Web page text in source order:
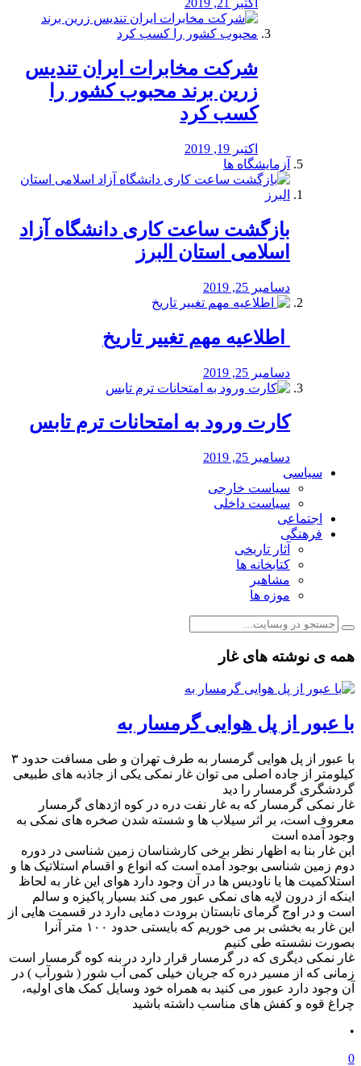
اکتبر 21, 2019
شرکت مخابرات ایران تندیس
زرین برند محبوب کشور را
کسب کرد
اکتبر 19, 2019
آزمایشگاه ها
بازگشت ساعت کاری دانشگاه آزاد
اسلامی استان البرز
دسامبر 25, 2019
️ اطلاعیه مهم تغییر تاریخ
دسامبر 25, 2019
کارت ورود به امتحانات ترم تابس
دسامبر 25, 2019
سیاسی
سیاست خارجی
سیاست داخلی
اجتماعی
فرهنگی
آثار تاریخی
کتابخانه ها
مشاهیر
موزه ها
همه ی نوشته های غار
با عبور از پل هوایی گرمسار به
با عبور از پل هوایی گرمسار به طرف تهران و طی مسافت حدود ۳
کیلومتر از جاده اصلی می توان غار نمکی یکی از جاذبه های طبیعی
گردشگری گرمسار را دید
غار نمکی گرمسار که به غار نفت دره در کوه اژدهای گرمسار
معروف است، بر اثر سیلاب ها و شسته شدن صخره های نمکی به
وجود آمده است
این غار بنا به اظهار نظر برخی کارشناسان زمین شناسی در دوره
دوم زمین شناسی بوجود آمده است که انواع و اقسام استلاتیک ها و
استلاکمیت ها یا ناودیس ها در آن وجود دارد هوای این غار به لحاظ
اینکه از درون لایه های نمکی عبور می کند بسیار پاکیزه و سالم
است و در اوج گرمای تابستان برودت دمایی دارد در قسمت هایی از
این غار به بخشی بر می خوریم که بایستی حدود ۱۰۰ متر آنرا
بصورت نشسته طی کنیم
غار نمکی دیگری که در گرمسار قرار دارد در بنه کوه گرمسار است
زمانی که از مسیر دره که جریان خیلی کمی آب شور ( شورآب ) در
آن وجود دارد عبور می کنید به همراه خود وسایل کمک های اولیه،
چراغ قوه و کفش های مناسب داشته باشید
•
0